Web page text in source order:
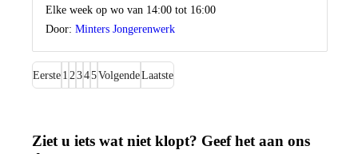
Wanneer
Elke week op wo van 14:00 tot 16:00
Door: Minters Jongerenwerk
Eerste 1 2 345VolgendeLaatste
Ziet u iets wat niet klopt? Geef het aan ons